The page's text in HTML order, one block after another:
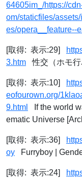
64605im_/https://
om/staticfiles/
es/opera__feature--
[取得: 表示:29]
3.htm 性交（ホモ
[取得: 表示:10]
eofourown.org/
9.html
If the world
ematic Universe
[取得: 表示:36]
oy Furryboy |
[取得: 表示:24]